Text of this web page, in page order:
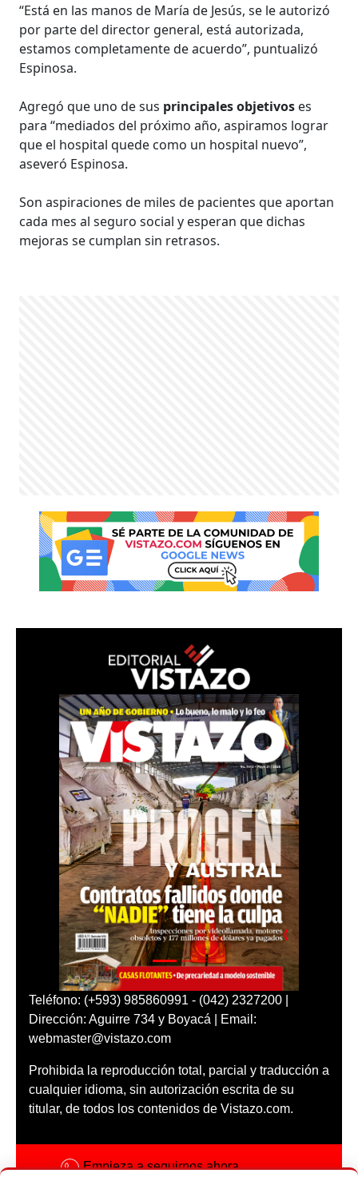
“Está en las manos de María de Jesús, se le autorizó
por parte del director general, está autorizada,
estamos completamente de acuerdo”, puntualizó
Espinosa.
Agregó que uno de sus principales objetivos es
para “mediados del próximo año, aspiramos lograr
que el hospital quede como un hospital nuevo”,
aseveró Espinosa.
Son aspiraciones de miles de pacientes que aportan
cada mes al seguro social y esperan que dichas
mejoras se cumplan sin retrasos.
Teléfono: (+593) 985860991 - (042) 2327200 |
Dirección: Aguirre 734 y Boyacá | Email:
webmaster@vistazo.com
Prohibida la reproducción total, parcial y traducción a
cualquier idioma, sin autorización escrita de su
titular, de todos los contenidos de Vistazo.com.
Empieza a seguirnos ahora